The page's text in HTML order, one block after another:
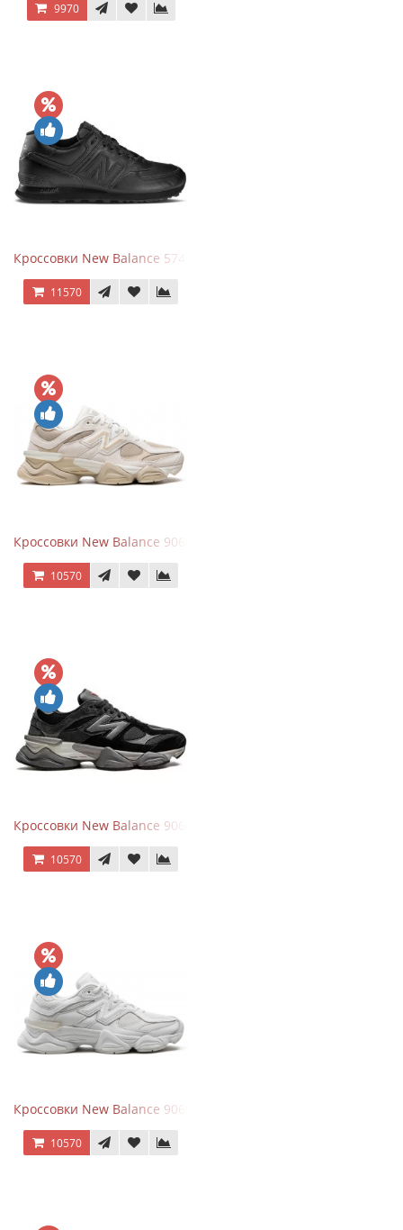
9970
Кроссовки New Balance 574 Triple Black Leather
11570
Кроссовки New Balance 9060 Beige White
10570
Кроссовки New Balance 9060 Black Castlerock
10570
Кроссовки New Balance 9060 Triple White
10570